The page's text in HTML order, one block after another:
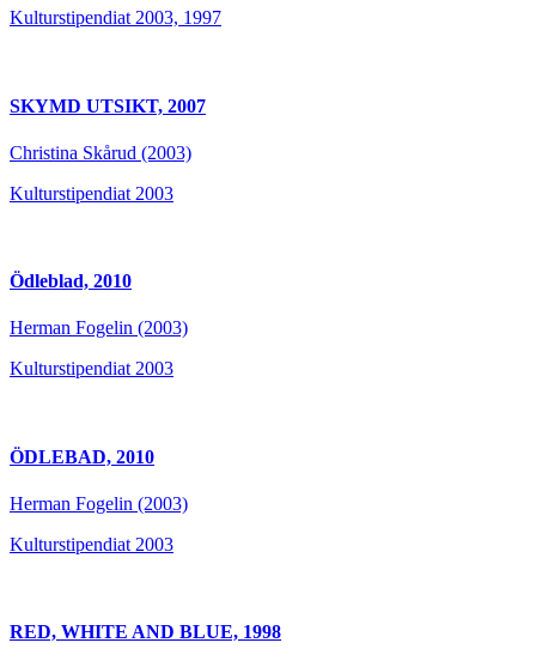
Kulturstipendiat 2003, 1997
SKYMD UTSIKT, 2007
Christina Skårud (2003)
Kulturstipendiat 2003
Ödleblad, 2010
Herman Fogelin (2003)
Kulturstipendiat 2003
ÖDLEBAD, 2010
Herman Fogelin (2003)
Kulturstipendiat 2003
RED, WHITE AND BLUE, 1998